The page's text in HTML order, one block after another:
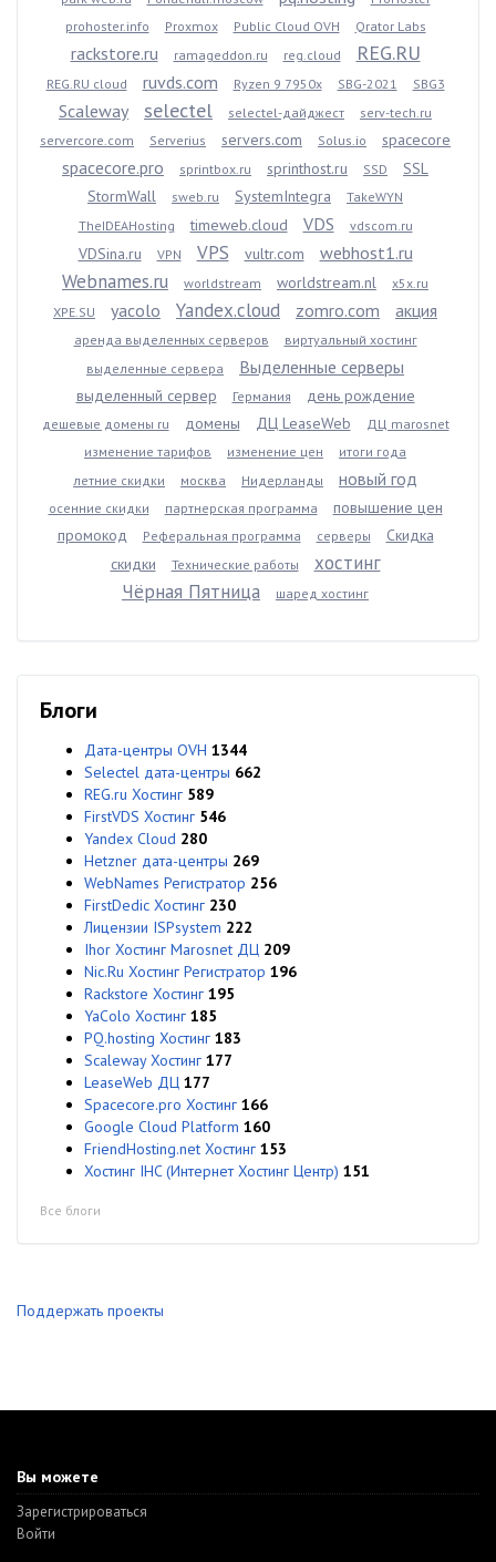
prohoster.info
Proxmox Public Cloud OVH Qrator Labs
rackstore.ru ramageddon.ru reg.cloud REG.RU
REG.RU cloud ruvds.com Ryzen 9 7950x SBG-2021 SBG3
Scaleway selectel selectel-дайджест
serv-tech.ru
servercore.com
Serverius servers.com Solus.io spacecore
spacecore.pro sprintbox.ru sprinthost.ru SSD
SSL
StormWall
sweb.ru SystemIntegra
TakeWYN
TheIDEAHosting
timeweb.cloud VDS vdscom.ru
VDSina.ru VPN VPS vultr.com webhost1.ru
Webnames.ru worldstream worldstream.nl
x5x.ru
XPE.SU
yacolo Yandex.cloud zomro.com акция
аренда выделенных серверов
виртуальный хостинг
выделенные сервера
Выделенные серверы
выделенный сервер Германия день рождение
дешевые домены ru домены ДЦ LeaseWeb
ДЦ marosnet
изменение тарифов
изменение цен
итоги года
летние скидки
москва Нидерланды новый год
осенние скидки партнерская программа
повышение цен
промокод
Реферальная программа серверы
Скидка
скидки
Технические работы
хостинг
Чёрная Пятница
шаред хостинг
Блоги
Дата-центры OVH 1344
Selectel дата-центры 662
REG.ru Хостинг 589
FirstVDS Хостинг 546
Yandex Cloud 280
Hetzner дата-центры 269
WebNames Регистратор 256
FirstDedic Хостинг 230
Лицензии ISPsystem 222
Ihor Хостинг Marosnet ДЦ 209
Nic.Ru Хостинг Регистратор 196
Rackstore Хостинг 195
YaColo Хостинг 185
PQ.hosting Хостинг 183
Scaleway Хостинг 177
LeaseWeb ДЦ 177
Spacecore.pro Хостинг 166
Google Cloud Platform 160
FriendHosting.net Хостинг 153
Хостинг IHC (Интернет Хостинг Центр) 151
Все блоги
Поддержать проекты
Вы можете
Зарегистрироваться
Войти